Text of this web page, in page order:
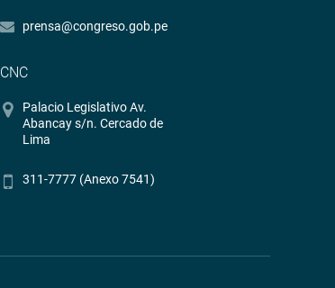
prensa@congreso.gob.pe
CNC
Palacio Legislativo Av.
Abancay s/n. Cercado de
Lima
311-7777 (Anexo 7541)